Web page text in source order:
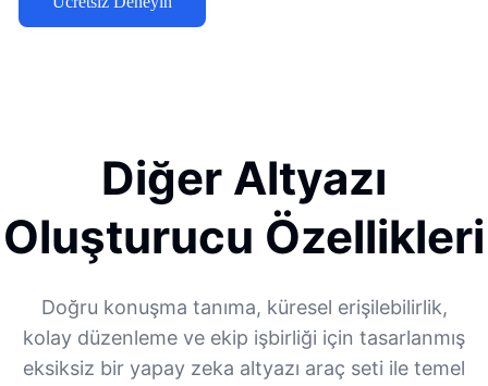
Diğer Altyazı
Oluşturucu Özellikleri
Doğru konuşma tanıma, küresel erişilebilirlik,
kolay düzenleme ve ekip işbirliği için tasarlanmış
eksiksiz bir yapay zeka altyazı araç seti ile temel